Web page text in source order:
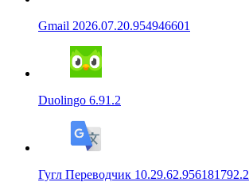
Gmail 2026.07.20.954946601
Duolingo 6.91.2
Гугл Переводчик 10.29.62.956181792.2